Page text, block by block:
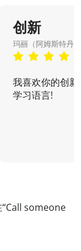
创新
玛丽（阿姆斯特丹
我喜欢你的创
学习语言!
someone